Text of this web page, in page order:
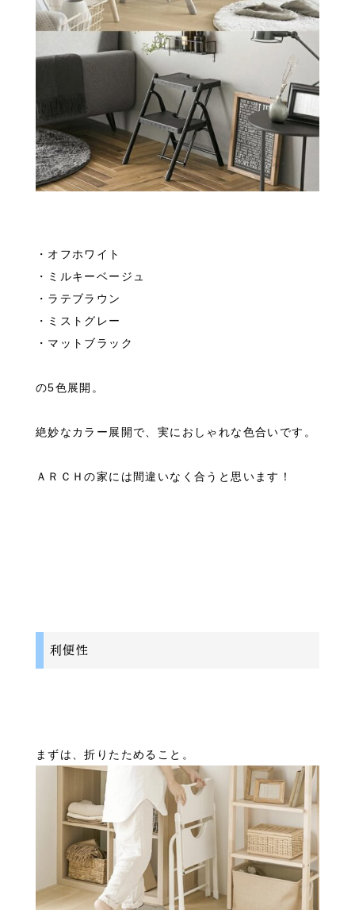
・オフホワイト
・ミルキーベージュ
・ラテブラウン
・ミストグレー
・マットブラック
の5色展開。
絶妙なカラー展開で、実におしゃれな色合いです。
ＡＲＣＨの家には間違いなく合うと思います！
利便性
まずは、折りたためること。